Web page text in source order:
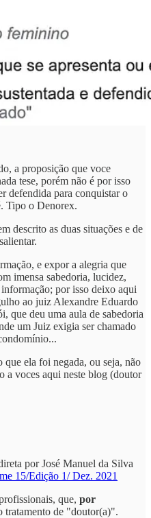
a proposição que voce
tese, porém não é por isso
defendida para conquistar o
Tipo o Denorex.
descrito as duas situações e de
e expor a alegria que
imensa sabedoria, lucidez,
por isso deixo aqui
ao juiz Alexandre Eduardo
que deu uma aula de sabedoria
um Juiz exigia ser chamado
que ela foi negada, ou seja, não
a voces aqui neste blog (doutor
por José Manuel da Silva
15/Edição 1/ Dez. 2021
que, por
tratamento de "doutor(a)".